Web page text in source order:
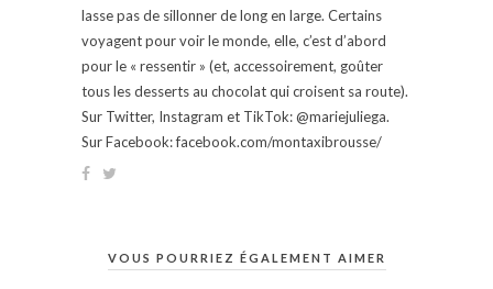
lasse pas de sillonner de long en large. Certains
voyagent pour voir le monde, elle, c’est d’abord
pour le « ressentir » (et, accessoirement, goûter
tous les desserts au chocolat qui croisent sa route).
Sur Twitter, Instagram et TikTok: @mariejuliega.
Sur Facebook: facebook.com/montaxibrousse/
VOUS POURRIEZ ÉGALEMENT AIMER